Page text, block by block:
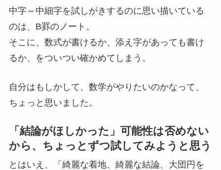
中字～中細字を試しがきするのに思い描いている
のは、B罫のノート。
そこに、数式が書けるか、添え字があっても書け
るか、をついつい確かめてしまう。
自分はもしかして、数学がやりたいのかなって、
ちょっと思いました。
「結論がほしかった」可能性は否めない
から、ちょっとずつ試してみようと思う
とはいえ、「綺麗な着地、綺麗な結論、大団円を